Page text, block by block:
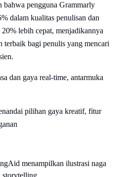
pengguna Grammarly
dalam kualitas penulisan dan
lebih cepat, menjadikannya
terbaik bagi penulis yang mencari
dan gaya real-time, antarmuka
pilihan gaya kreatif, fitur